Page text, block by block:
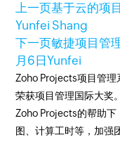
上一页基于云的项
Yunfei Shang
下一页敏捷项目管
月6日Yunfei
Zoho Projects项目管理
荣获项目管理国际大奖
Zoho Projects的帮助
图、计算工时等，加强